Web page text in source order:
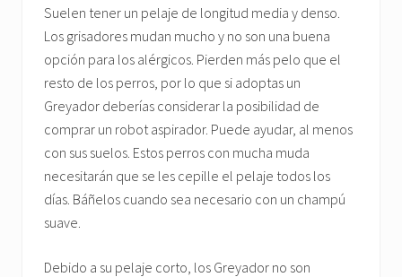
Suelen tener un pelaje de longitud media y denso.
Los grisadores mudan mucho y no son una buena
opción para los alérgicos. Pierden más pelo que el
resto de los perros, por lo que si adoptas un
Greyador deberías considerar la posibilidad de
comprar un robot aspirador. Puede ayudar, al menos
con sus suelos. Estos perros con mucha muda
necesitarán que se les cepille el pelaje todos los
días. Báñelos cuando sea necesario con un champú
suave.
Debido a su pelaje corto, los Greyador no son